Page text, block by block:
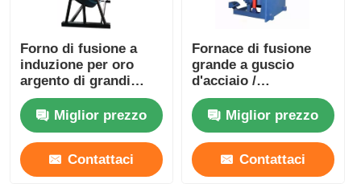
Forno di fusione a
induzione per oro
argento di grandi
dimensioni, Forno di
fusione per metalli
preziosi
Miglior prezzo
Contattaci
Fornace di fusione
grande a guscio
d'acciaio /
Apparecchiatura
industriale per la
fusione dell'argento
1400KW
Miglior prezzo
Contattaci